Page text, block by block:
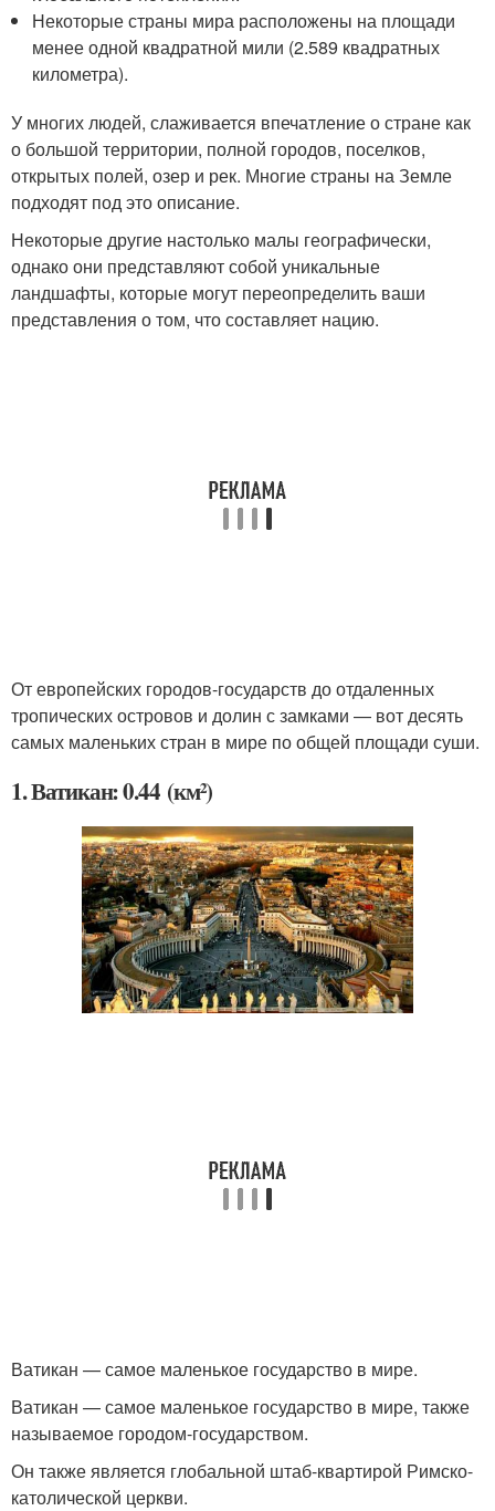
Некоторые страны мира расположены на площади
менее одной квадратной мили (2.589 квадратных
километра).
У многих людей, слаживается впечатление о стране как
о большой территории, полной городов, поселков,
открытых полей, озер и рек. Многие страны на Земле
подходят под это описание.
Некоторые другие настолько малы географически,
однако они представляют собой уникальные
ландшафты, которые могут переопределить ваши
представления о том, что составляет нацию.
От европейских городов-государств до отдаленных
тропических островов и долин с замками — вот десять
самых маленьких стран в мире по общей площади суши.
1. Ватикан: 0.44 (км²)
Ватикан — самое маленькое государство в мире.
Ватикан — самое маленькое государство в мире, также
называемое городом-государством.
Он также является глобальной штаб-квартирой Римско-
католической церкви.